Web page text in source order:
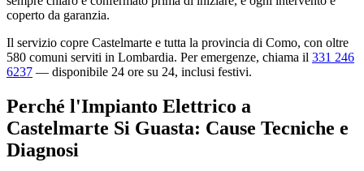
coperto da garanzia.
Il servizio copre Castelmarte e tutta la provincia di Como, con oltre
580 comuni serviti in Lombardia. Per emergenze, chiama il 331 246
6237 — disponibile 24 ore su 24, inclusi festivi.
Perché l'Impianto Elettrico a
Castelmarte Si Guasta: Cause Tecniche e
Diagnosi